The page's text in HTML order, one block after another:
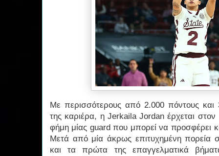
Με περισσότερους από 2.000 πόντους και
της καριέρα, η Jerkaila Jordan έρχεται στον
φήμη μίας guard που μπορεί να προσφέρει
Μετά από μία άκρως επιτυχημένη πορεία
και τα πρώτα της επαγγελματικά